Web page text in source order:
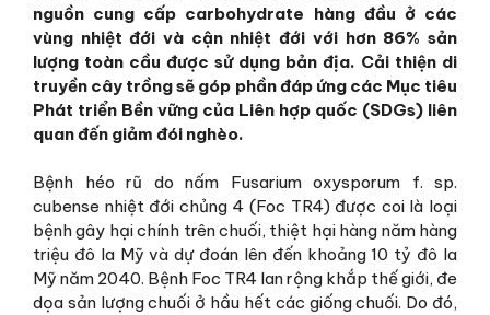
nguồn cung cấp carbohydrate hàng đầu ở các
vùng nhiệt đới và cận nhiệt đới với hơn 86% sản
lượng toàn cầu được sử dụng bản địa. Cải thiện di
truyền cây trồng sẽ góp phần đáp ứng các Mục tiêu
Phát triển Bền vững của Liên hợp quốc (SDGs) liên
quan đến giảm đói nghèo.
Bệnh héo rũ do nấm Fusarium oxysporum f. sp.
cubense nhiệt đới chủng 4 (Foc TR4) được coi là loại
bệnh gây hại chính trên chuối, thiệt hại hàng năm hàng
triệu đô la Mỹ và dự đoán lên đến khoảng 10 tỷ đô la
Mỹ năm 2040. Bệnh Foc TR4 lan rộng khắp thế giới, đe
dọa sản lượng chuối ở hầu hết các giống chuối. Do đó,